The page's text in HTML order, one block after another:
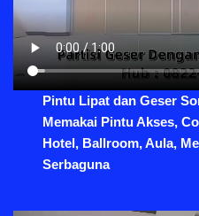
Pintu Lipat dan Geser
Memakai Pintu Akses,
Hotel, Ballroom, Aula,
Serbaguna